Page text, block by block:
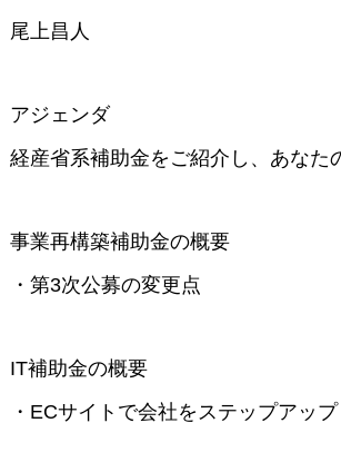
尾上昌人
アジェンダ
経産省系補助金をご紹介し、あなた
事業再構築補助金の概要
・第3次公募の変更点
IT補助金の概要
・ECサイトで会社をステップアップ